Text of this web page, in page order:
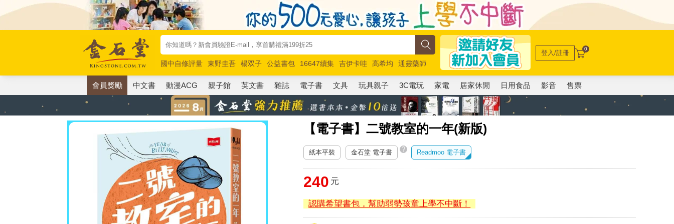
國中自修評量 東野圭吾 楊双子 公益書包 16647續集 吉伊卡哇 高希均
通靈藥師
唯紅花綻放
奧德賽 路邊攤新作 馬斯克 玩具總動員5 超慢跑
登入/註冊 0
會員獎勵 中文書 動漫ACG 親子館 英文書 雜誌 電子書 文具 玩具親子 3C電玩 家電 居家休閒 日用食品 影音 售票
【電子書】二號教室的一年(新版)
紙本平裝 金石堂 電子書 ? Readmoo 電子書
240 元
認購希望書包，幫助弱勢孩童上學不中斷！